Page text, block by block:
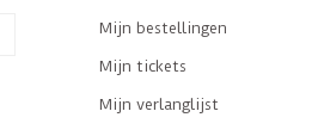
Mijn bestellingen
Mijn tickets
Mijn verlanglijst